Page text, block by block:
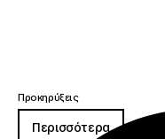
Προκηρύξεις
Περισσότερα